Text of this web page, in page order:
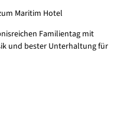
Maritim Hotel
Familientag mit
und bester Unterhaltung für